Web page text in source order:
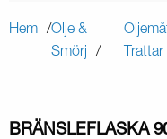
Hem
Olje &
Smörj
Trattar
BRÄNSLEFLASKA